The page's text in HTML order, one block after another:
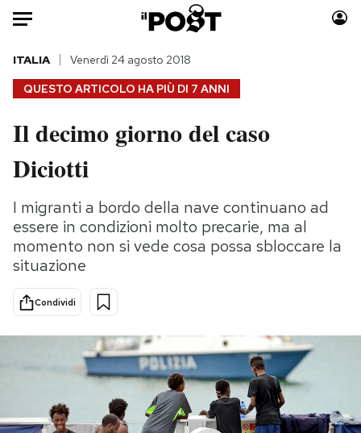
Auto
HOME
Italia
Politica
Tecnologia
Internet
Scienza
Cultura
Economia
Moda
Storie/Idee
Ok Boomer!
Media
QUESTO ARTICOLO HA PIÙ DI 7 ANNI
ITALIA Venerdì 24 agosto 2018
Il decimo giorno del caso
Diciotti
I migranti a bordo della nave continuano ad
essere in condizioni molto precarie, ma al
momento non si vede cosa possa sbloccare la
situazione
Condividi